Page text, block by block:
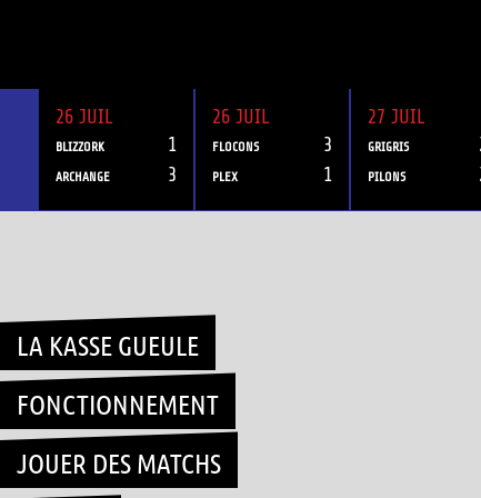
26 JUIL
BLIZZORK 1
ARCHANGE 3
26 JUIL
FLOCONS 3
PLEX 1
27 JUIL
GRIGRIS
PILONS
LA KASSE GUEULE
FONCTIONNEMENT
JOUER DES MATCHS